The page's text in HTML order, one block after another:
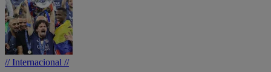
// Internacional //